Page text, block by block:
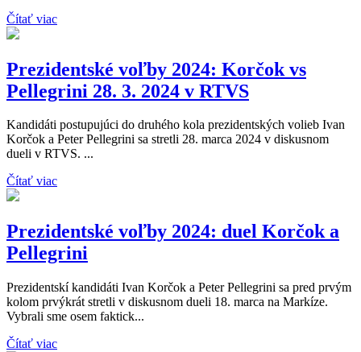
Čítať viac
Prezidentské voľby 2024: Korčok vs
Pellegrini 28. 3. 2024 v RTVS
Kandidáti postupujúci do druhého kola prezidentských volieb Ivan
Korčok a Peter Pellegrini sa stretli 28. marca 2024 v diskusnom
dueli v RTVS. ...
Čítať viac
Prezidentské voľby 2024: duel Korčok a
Pellegrini
Prezidentskí kandidáti Ivan Korčok a Peter Pellegrini sa pred prvým
kolom prvýkrát stretli v diskusnom dueli 18. marca na Markíze.
Vybrali sme osem faktick...
Čítať viac